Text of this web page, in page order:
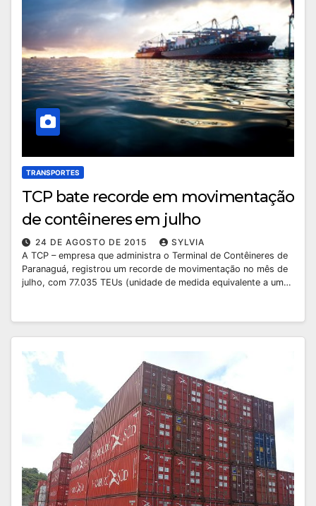
TRANSPORTES
TCP bate recorde em movimentação
de contêineres em julho
24 DE AGOSTO DE 2015
SYLVIA
A TCP – empresa que administra o Terminal de Contêineres de
Paranaguá, registrou um recorde de movimentação no mês de
julho, com 77.035 TEUs (unidade de medida equivalente a um…